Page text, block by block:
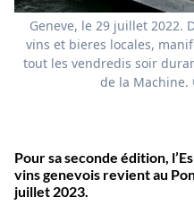
Geneve, le 29 juillet 2022.
vins et bieres locales,
tout les vendredis soir
de la
Pour sa seconde édition,
vins genevois revient au
juillet 2023.